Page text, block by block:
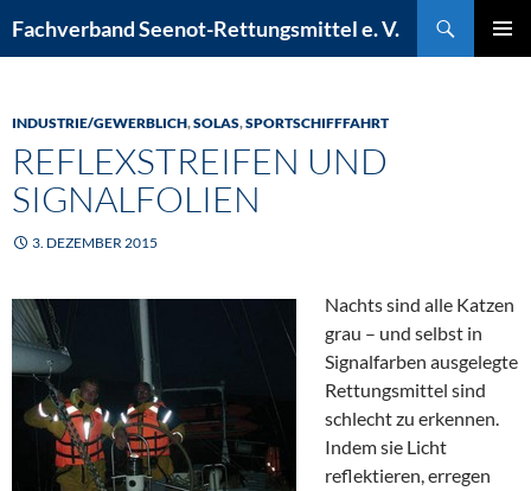
Inhalt
Fachverband Seenot-Rettungsmittel e. V.
INDUSTRIE/GEWERBLICH,SOLAS,SPORTSCHIFFFAHRT
REFLEXSTREIFEN UND
SIGNALFOLIEN
3. DEZEMBER 2015
Nachts sind alle Katzen
grau – und selbst in
Signalfarben ausgelegte
Rettungsmittel sind
schlecht zu erkennen.
Indem sie Licht
reflektieren, erregen